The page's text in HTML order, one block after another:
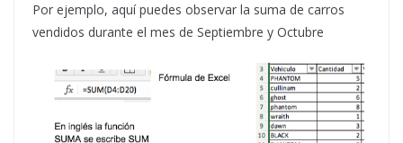
Por ejemplo, aquí puedes observar la suma de carros
vendidos durante el mes de Septiembre y Octubre